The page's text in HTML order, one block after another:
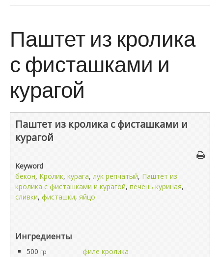
Паштет из кролика
с фисташками и
курагой
Паштет из кролика с фисташками и
курагой
Keyword
бекон, Кролик, курага, лук репчатый, Паштет из
кролика с фисташками и курагой, печень куриная,
сливки, фисташки, яйцо
Ингредиенты
500 гр
филе кролика